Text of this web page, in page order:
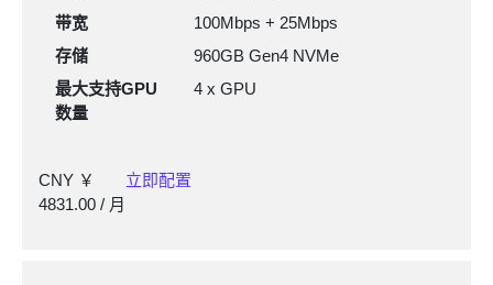
带宽
100Mbps + 25Mbps
存储
960GB Gen4 NVMe
最大支持GPU
数量
4 x GPU
CNY ￥
4831.00 / 月
立即配置